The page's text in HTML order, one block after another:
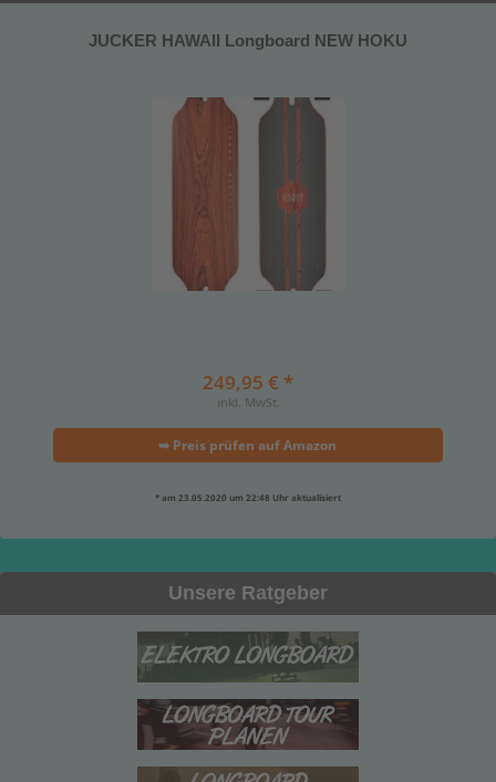
JUCKER HAWAII Longboard NEW HOKU
249,95 € *
inkl. MwSt.
➥ Preis prüfen auf Amazon
* am 23.05.2020 um 22:48 Uhr aktualisiert
Unsere Ratgeber